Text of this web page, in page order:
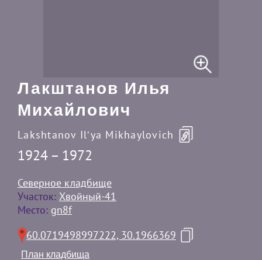
Лакштанов Илья
Михайлович
Lakshtanov Ilʹya Mikhaylovich
1924 – 1972
Северное кладбище
Участок: Хвойный-41
Место: gn8f
60.0719498997222, 30.1966369
План кладбища